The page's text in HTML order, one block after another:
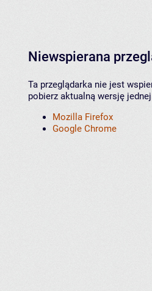
Niewspierana
Ta przeglądarka nie jest
pobierz aktualną wersję
Mozilla Firefox
Google Chrome